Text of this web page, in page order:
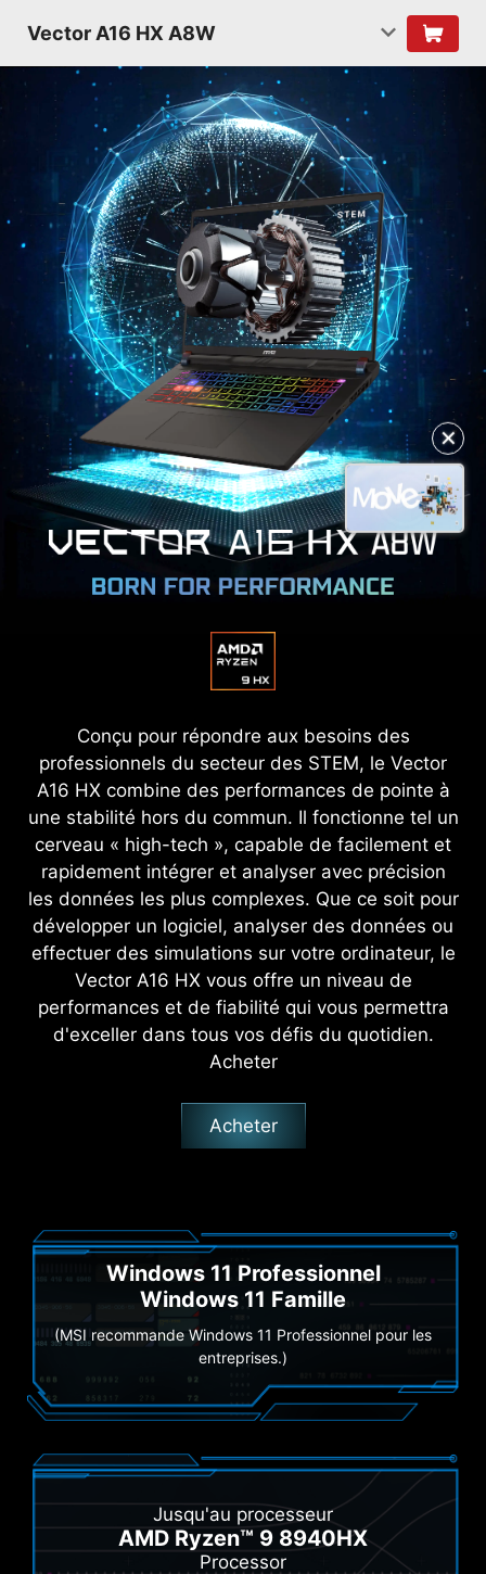
Vector A16 HX A8W
Conçu pour répondre aux besoins des
professionnels du secteur des STEM, le Vector
A16 HX combine des performances de pointe à
une stabilité hors du commun. Il fonctionne tel un
cerveau « high-tech », capable de facilement et
rapidement intégrer et analyser avec précision
les données les plus complexes. Que ce soit pour
développer un logiciel, analyser des données ou
effectuer des simulations sur votre ordinateur, le
Vector A16 HX vous offre un niveau de
performances et de fiabilité qui vous permettra
d'exceller dans tous vos défis du quotidien.
Acheter
Acheter
✕
Windows 11 Professionnel
Windows 11 Famille
(MSI recommande Windows 11 Professionnel pour les
entreprises.)
Jusqu'au processeur
AMD Ryzen™ 9 8940HX
Processor